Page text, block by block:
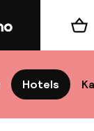
Hotels